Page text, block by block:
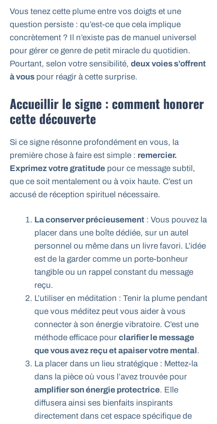
Vous tenez cette plume entre vos doigts et une
question persiste : qu’est-ce que cela implique
concrètement ? Il n’existe pas de manuel universel
pour gérer ce genre de petit miracle du quotidien.
Pourtant, selon votre sensibilité, deux voies s’offrent
à vous pour réagir à cette surprise.
Accueillir le signe : comment honorer
cette découverte
Si ce signe résonne profondément en vous, la
première chose à faire est simple : remercier.
Exprimez votre gratitude pour ce message subtil,
que ce soit mentalement ou à voix haute. C’est un
accusé de réception spirituel nécessaire.
La conserver précieusement : Vous pouvez la
placer dans une boîte dédiée, sur un autel
personnel ou même dans un livre favori. L’idée
est de la garder comme un porte-bonheur
tangible ou un rappel constant du message
reçu.
L’utiliser en méditation : Tenir la plume pendant
que vous méditez peut vous aider à vous
connecter à son énergie vibratoire. C’est une
méthode efficace pour clarifier le message
que vous avez reçu et apaiser votre mental.
La placer dans un lieu stratégique : Mettez-la
dans la pièce où vous l’avez trouvée pour
amplifier son énergie protectrice. Elle
diffusera ainsi ses bienfaits inspirants
directement dans cet espace spécifique de